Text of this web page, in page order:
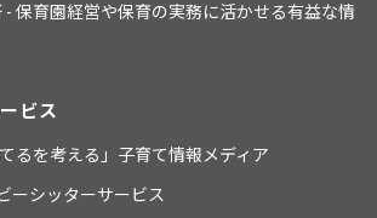
保育園経営や保育の実務に活かせる有益な情
ビス
るを考える」子育て情報メディア
ーシッターサービス